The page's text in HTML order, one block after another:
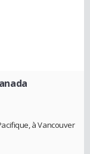
à Vancouver